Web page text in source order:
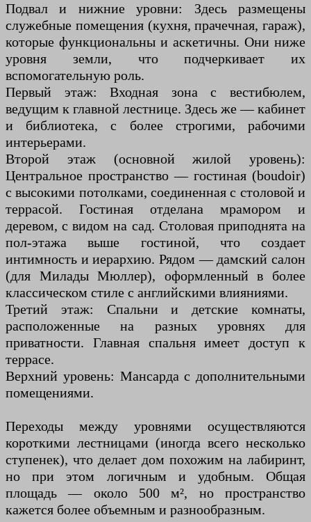
Подвал и нижние уровни: Здесь размещены
служебные помещения (кухня, прачечная, гараж),
которые функциональны и аскетичны. Они ниже
уровня земли, что подчеркивает их
вспомогательную роль.
Первый этаж: Входная зона с вестибюлем,
ведущим к главной лестнице. Здесь же — кабинет
и библиотека, с более строгими, рабочими
интерьерами.
Второй этаж (основной жилой уровень):
Центральное пространство — гостиная (boudoir)
с высокими потолками, соединенная с столовой и
террасой. Гостиная отделана мрамором и
деревом, с видом на сад. Столовая приподнята на
пол-этажа выше гостиной, что создает
интимность и иерархию. Рядом — дамский салон
(для Милады Мюллер), оформленный в более
классическом стиле с английскими влияниями.
Третий этаж: Спальни и детские комнаты,
расположенные на разных уровнях для
приватности. Главная спальня имеет доступ к
террасе.
Верхний уровень: Мансарда с дополнительными
помещениями.
Переходы между уровнями осуществляются
короткими лестницами (иногда всего несколько
ступенек), что делает дом похожим на лабиринт,
но при этом логичным и удобным. Общая
площадь — около 500 м², но пространство
кажется более объемным и разнообразным.